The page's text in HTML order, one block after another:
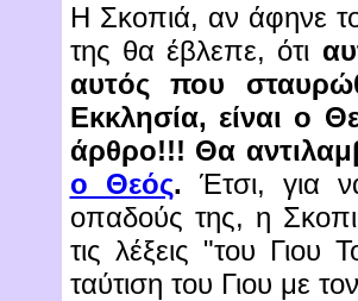
Η Σκοπιά, αν άφηνε
της θα έβλεπε, ότι
αυτός που
Εκκλησία, είναι ο
άρθρο!!! Θα
ο Θεός. Έτσι, για
οπαδούς της, η
τις λέξεις "του
ταύτιση του Γιου με